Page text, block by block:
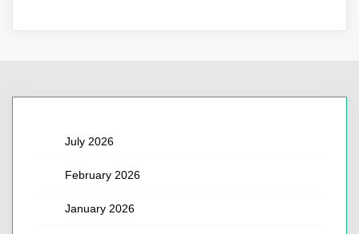
July 2026
February 2026
January 2026